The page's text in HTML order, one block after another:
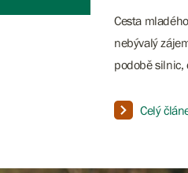
Cesta
nebývalý
podobě silnic,
Celý